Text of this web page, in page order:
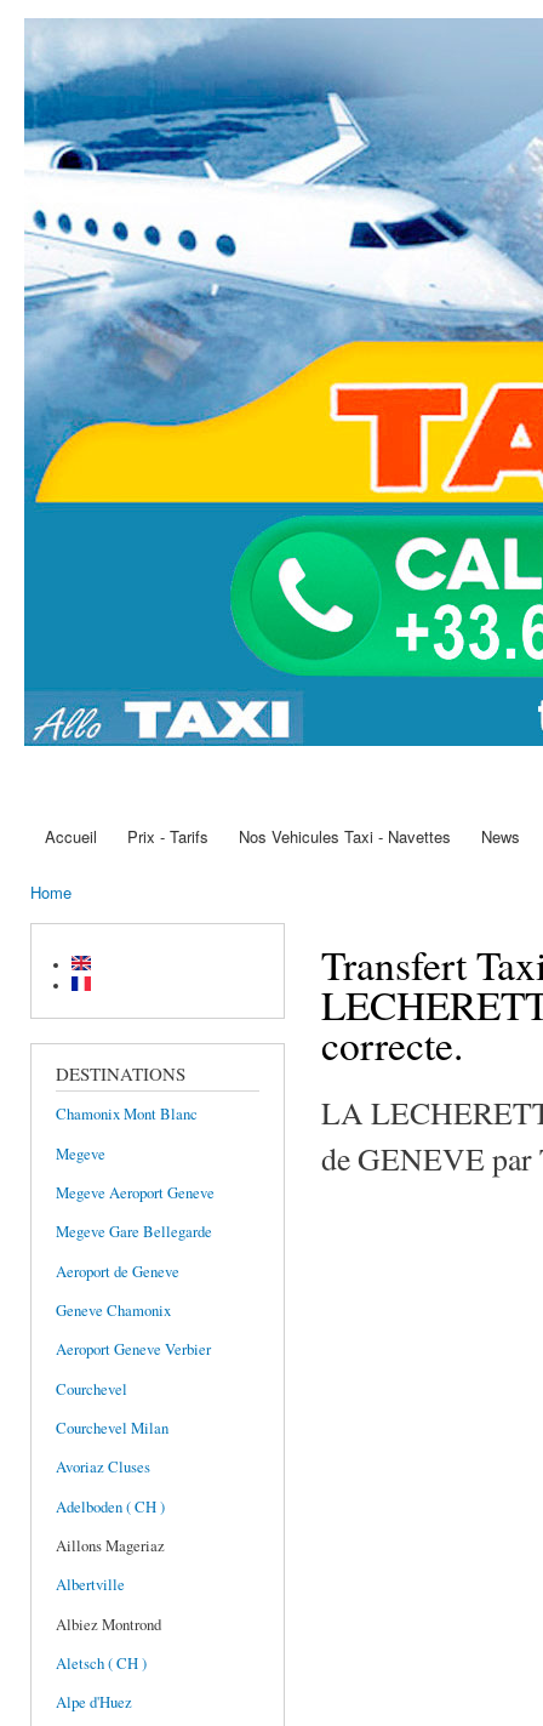
Taxi-
Transfer.fr
Main menu
Accueil Prix - Tarifs Nos Vehicules Taxi - Navettes News
Home
DESTINATIONS
Chamonix Mont Blanc
Megeve
Megeve Aeroport Geneve
Megeve Gare Bellegarde
Aeroport de Geneve
Geneve Chamonix
Aeroport Geneve Verbier
Courchevel
Courchevel Milan
Avoriaz Cluses
Adelboden ( CH )
Aillons Mageriaz
Albertville
Albiez Montrond
Aletsch ( CH )
Alpe d'Huez
Transfert
correcte.
LA
de GENEVE par